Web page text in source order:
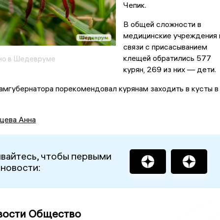
в Шедевруме
Чепик.
В общей сложности в
медицинские учреждения
связи с присасыванием
клещей обратились 577
курян, 269 из них — дети.
порекомендовал курянам заходить в кусты в
Анна
чтобы первыми
Общество